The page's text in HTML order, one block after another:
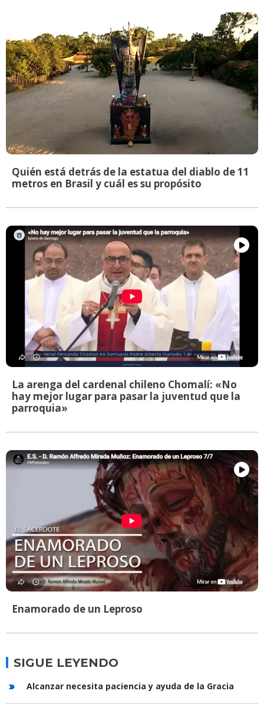
Quién está detrás de la estatua del diablo de 11
metros en Brasil y cuál es su propósito
La arenga del cardenal chileno Chomalí: «No
hay mejor lugar para pasar la juventud que la
parroquia»
Enamorado de un Leproso
SIGUE LEYENDO
Alcanzar necesita paciencia y ayuda de la Gracia